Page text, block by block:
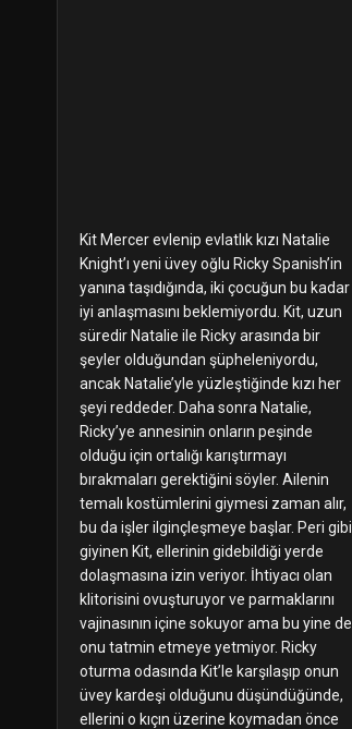
Kit Mercer evlenip evlatlık kızı Natalie
Knight’ı yeni üvey oğlu Ricky Spanish’in
yanına taşıdığında, iki çocuğun bu kadar
iyi anlaşmasını beklemiyordu. Kit, uzun
süredir Natalie ile Ricky arasında bir
şeyler olduğundan şüpheleniyordu,
ancak Natalie’yle yüzleştiğinde kızı her
şeyi reddeder. Daha sonra Natalie,
Ricky’ye annesinin onların peşinde
olduğu için ortalığı karıştırmayı
bırakmaları gerektiğini söyler. Ailenin
temalı kostümlerini giymesi zaman alır,
bu da işler ilginçleşmeye başlar. Peri gibi
giyinen Kit, ellerinin gidebildiği yerde
dolaşmasına izin veriyor. İhtiyacı olan
klitorisini ovuşturuyor ve parmaklarını
vajinasının içine sokuyor ama bu yine de
onu tatmin etmeye yetmiyor. Ricky
oturma odasında Kit’le karşılaşıp onun
üvey kardeşi olduğunu düşündüğünde,
ellerini o kıçın üzerine koymadan önce